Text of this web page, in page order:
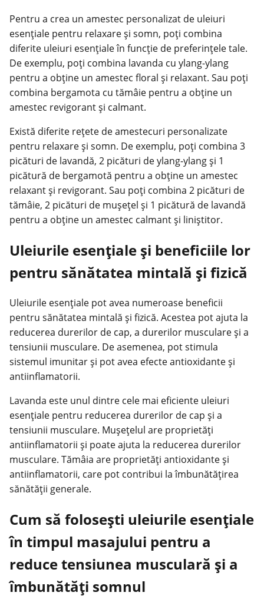
Pentru a crea un amestec personalizat de uleiuri
esențiale pentru relaxare și somn, poți combina
diferite uleiuri esențiale în funcție de preferințele tale.
De exemplu, poți combina lavanda cu ylang-ylang
pentru a obține un amestec floral și relaxant. Sau poți
combina bergamota cu tămâie pentru a obține un
amestec revigorant și calmant.
Există diferite rețete de amestecuri personalizate
pentru relaxare și somn. De exemplu, poți combina 3
picături de lavandă, 2 picături de ylang-ylang și 1
picătură de bergamotă pentru a obține un amestec
relaxant și revigorant. Sau poți combina 2 picături de
tămâie, 2 picături de mușețel și 1 picătură de lavandă
pentru a obține un amestec calmant și liniștitor.
Uleiurile esențiale și beneficiile lor
pentru sănătatea mintală și fizică
Uleiurile esențiale pot avea numeroase beneficii
pentru sănătatea mintală și fizică. Acestea pot ajuta la
reducerea durerilor de cap, a durerilor musculare și a
tensiunii musculare. De asemenea, pot stimula
sistemul imunitar și pot avea efecte antioxidante și
antiinflamatorii.
Lavanda este unul dintre cele mai eficiente uleiuri
esențiale pentru reducerea durerilor de cap și a
tensiunii musculare. Mușețelul are proprietăți
antiinflamatorii și poate ajuta la reducerea durerilor
musculare. Tămâia are proprietăți antioxidante și
antiinflamatorii, care pot contribui la îmbunătățirea
sănătății generale.
Cum să folosești uleiurile esențiale
în timpul masajului pentru a
reduce tensiunea musculară și a
îmbunătăți somnul